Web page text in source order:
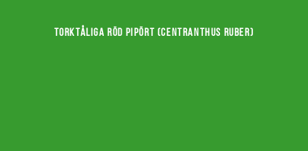
Torktåliga röd pipört (Centranthus ruber)